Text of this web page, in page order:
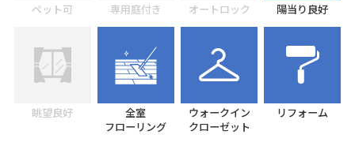
ペット可 専用庭付き オートロック 陽当り良好
眺望良好
全室
フローリング
ウォークイン
クローゼット
リフォーム